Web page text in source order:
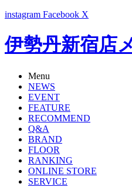
instagram Facebook X
伊勢丹新宿店
Menu
NEWS
EVENT
FEATURE
RECOMMEND
Q&A
BRAND
FLOOR
RANKING
ONLINE STORE
SERVICE